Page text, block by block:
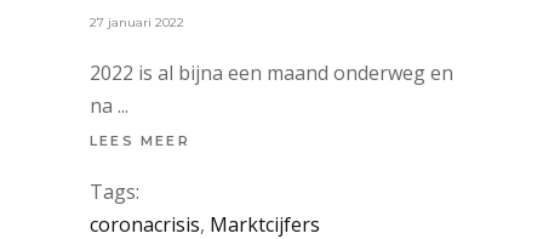
27 januari 2022
2022 is al bijna een maand onderweg en
na
LEES MEER
Tags:
coronacrisis, Marktcijfers